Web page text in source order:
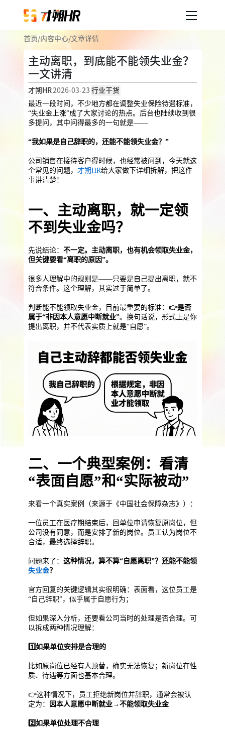
企业人事外包
用工外包
业务外包 岗位外包 灵活用工
员工体验
法务咨询
提供一站式员工法务咨询
企业助残残保业务
个人社保保障业务
社保公积金缴纳 上海落户规划 海积分办理
数组营销创新业务
内容中心
关于才朔
公司介绍
加入我们
服务优势
首页/内容中心/文章详情
主动离职，到底能不能领失业金？
一文讲清
才朔HR2026-03-23 行业干货
最近一段时间，不少地方都在调整失业保险待遇标准，
“失业金上涨”成了大家讨论的热点。后台也陆续收到很
多提问，其中问得最多的一句就是——
“我如果是自己辞职的，还能不能领失业金？”
公司销售在接待客户得时候，也经常被问到，今天就这
个常见的问题， 才朔HR给大家做下详细拆解，把这件
事讲清楚！
一、主动离职，就一定领
不到失业金吗？
先说结论： 不一定。主动离职，也有机会领取失业金，
但关键要看“离职的原因”。
很多人理解中的规则是——只要是自己提出离职，就不
符合条件。这个理解，其实过于简单了。
判断能不能领取失业金，目前最重要的标准： 👉是否
属于“非因本人意愿中断就业”。换句话说，形式上是你
提出离职，并不代表实质上就是“自愿”。
二、一个典型案例：看清
“表面自愿”和“实际被动”
来看一个真实案例（来源于《中国社会保障杂志》）：
一位员工在医疗期结束后，回单位申请恢复原岗位，但
公司没有同意，而是安排了新的岗位。员工认为岗位不
合适，最终选择辞职。
问题来了： 这种情况，算不算“自愿离职”？还能不能领
失业金？
官方回复的关键逻辑其实很明确：表面看，这位员工是
“自己辞职”，似乎属于自愿行为；
但如果深入分析，还要看公司当时的处理是否合理。可
以拆成两种情况理解：
1️⃣如果单位安排是合理的
比如原岗位已经有人顶替，确实无法恢复；新岗位在性
质、待遇等方面也基本合理。
👉这种情况下，员工拒绝新岗位并辞职，通常会被认
定为：
因本人意愿中断就业→不能领取失业金
2️⃣如果单位处理不合理